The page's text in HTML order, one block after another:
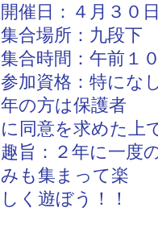
開催日：４月３０
集合場所：九段下
集合時間：午前１
参加資格：特にな
年の方は保護者
に同意を求めた上
趣旨：２年に一度
みも集まって楽
しく遊ぼう！！